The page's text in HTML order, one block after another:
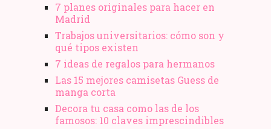
7 planes originales para hacer en
Madrid
Trabajos universitarios: cómo son y
qué tipos existen
7 ideas de regalos para hermanos
Las 15 mejores camisetas Guess de
manga corta
Decora tu casa como las de los
famosos: 10 claves imprescindibles